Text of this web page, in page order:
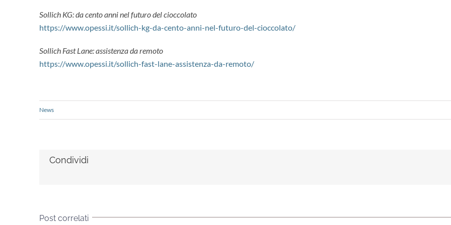
Sollich KG: da cento anni nel futuro del cioccolato
https://www.opessi.it/sollich-kg-da-cento-anni-nel-futuro-del-cioccolato/
Sollich Fast Lane: assistenza da remoto
https://www.opessi.it/sollich-fast-lane-assistenza-da-remoto/
News
Condividi
Post correlati